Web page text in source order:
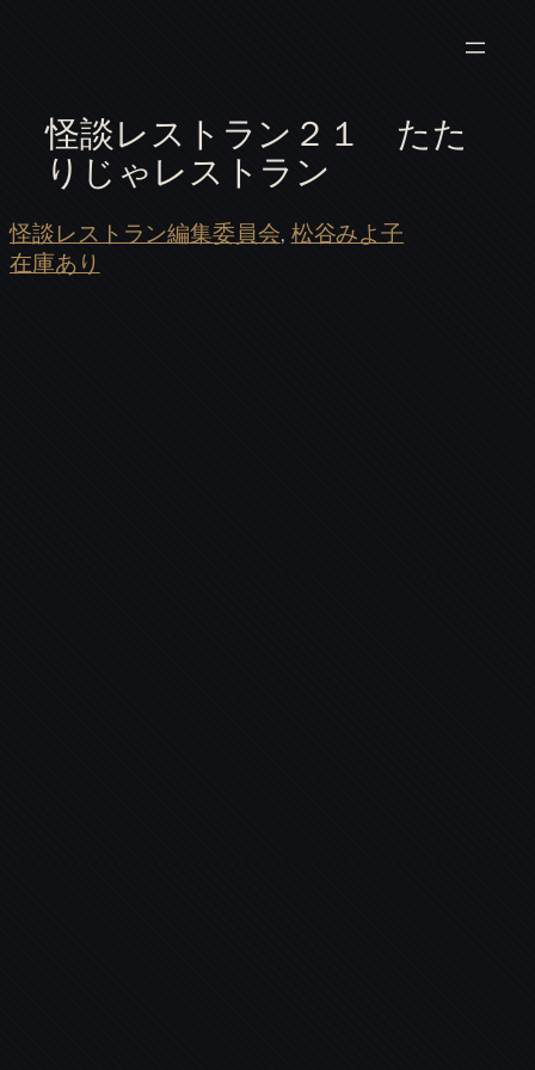
怪談レストラン２１ たた
りじゃレストラン
怪談レストラン編集委員会, 松谷みよ子
在庫あり